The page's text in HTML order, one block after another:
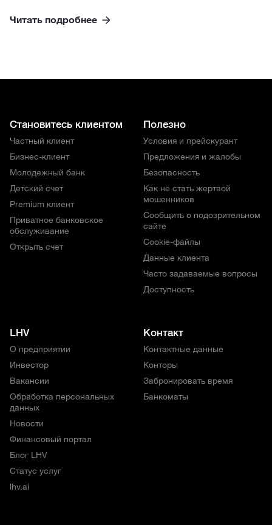
Читать подробнее
Становитесь клиентом
Частный клиент
Бизнес-клиент
Молодежный банк
Детский счет
Premium клиент
Приватное банковское
обслуживание
Открыть счет
Полезно
Условия и прейскурант
Предложения и жалобы
Безопасность
Как не стать жертвой
мошенников
Сообщить о подозрительном
сайте
Cookie-файлы
Данные клиента
Часто задаваемые вопросы
Доступность
LHV
О предприятии
Инвестор
Вакансии
Обработка персональных
данных
Новости
Финансовый портал
Блог LHV
Статус услуг
lhv.ai
Контакт
Контактные данные
Конторы
Забронировать время
Банкоматы